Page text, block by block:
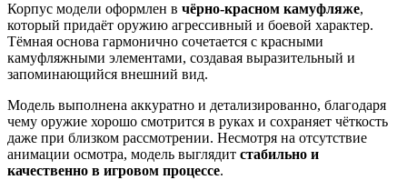
Корпус модели оформлен в чёрно-красном камуфляже,
который придаёт оружию агрессивный и боевой характер.
Тёмная основа гармонично сочетается с красными
камуфляжными элементами, создавая выразительный и
запоминающийся внешний вид.
Модель выполнена аккуратно и детализированно, благодаря
чему оружие хорошо смотрится в руках и сохраняет чёткость
даже при близком рассмотрении. Несмотря на отсутствие
анимации осмотра, модель выглядит стабильно и
качественно в игровом процессе.